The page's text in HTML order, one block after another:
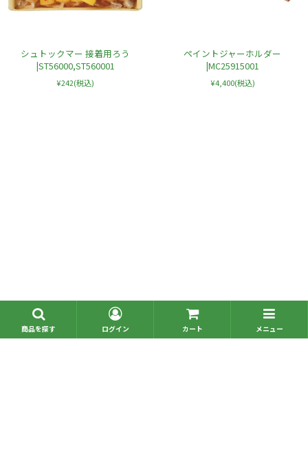
シュトックマー 接着用ろう
|ST56000,ST560001
¥242(税込)
ペイントジャーホルダー
|MC25915001
¥4,400(税込)